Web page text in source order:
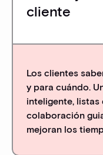
cliente
Los clientes
y para cuándo.
inteligente, listas
colaboración
mejoran los